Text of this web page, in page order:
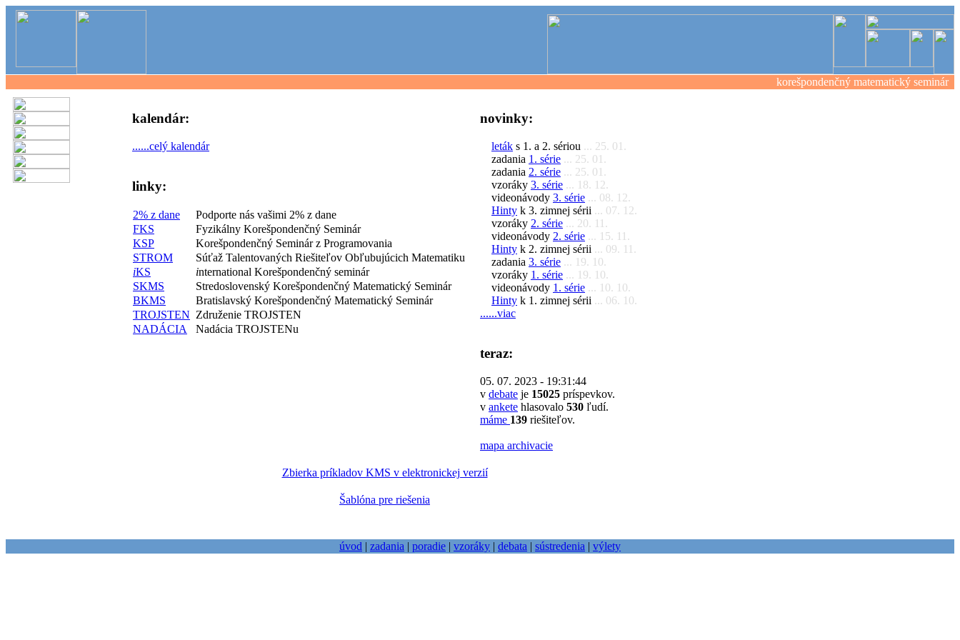
korešpondenčný matematický seminár
kalendár:
......celý kalendár
linky:
2% z dane
Podporte nás vašimi 2% z dane
FKS
Fyzikálny Korešpondenčný Seminár
KSP
Korešpondenčný Seminár z Programovania
STROM
Súťaž Talentovaných Riešiteľov Obľubujúcich Matematiku
iKS international Korešpondenčný seminár
SKMS
Stredoslovenský Korešpondenčný Matematický Seminár
BKMS
Bratislavský Korešpondenčný Matematický Seminár
TROJSTEN Združenie TROJSTEN
NADÁCIA
Nadácia TROJSTENu
novinky:
leták s 1. a 2. sériou ... 25. 01.
zadania 1. série ... 25. 01.
zadania 2. série ... 25. 01.
vzoráky 3. série ... 18. 12.
videonávody 3. série ... 08. 12.
Hinty k 3. zimnej sérii ... 07. 12.
vzoráky 2. série ... 20. 11.
videonávody 2. série ... 15. 11.
Hinty k 2. zimnej sérii ... 09. 11.
zadania 3. série ... 19. 10.
vzoráky 1. série ... 19. 10.
videonávody 1. série ... 10. 10.
Hinty k 1. zimnej sérii ... 06. 10.
......viac
teraz:
05. 07. 2023 - 19:31:44
v debate je 15025 príspevkov.
v ankete hlasovalo 530 ľudí.
máme 139 riešiteľov.
mapa archivacie
Zbierka príkladov KMS v elektronickej verzií
Šablóna pre riešenia
úvod | zadania | poradie | vzoráky | debata | sústredenia | výlety